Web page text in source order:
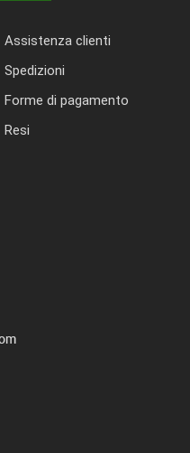
Assistenza clienti
Spedizioni
Forme di pagamento
Resi